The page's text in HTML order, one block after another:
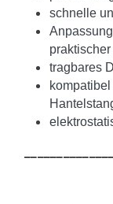
schnelle
tragbares